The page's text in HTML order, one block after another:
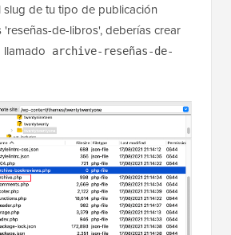
slug de tu tipo de publicación
de-libros', deberías crear
llamado
archive-reseñas-de-